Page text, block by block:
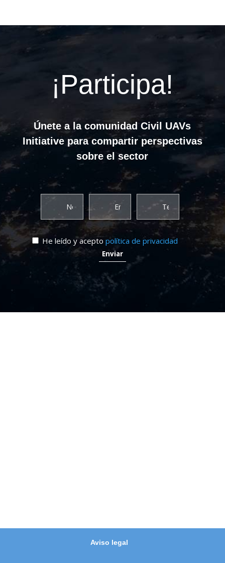
¡Participa!
Únete a la comunidad Civil UAVs
Initiative para compartir perspectivas
sobre el sector
He leído y acepto política de privacidad
Aviso legal